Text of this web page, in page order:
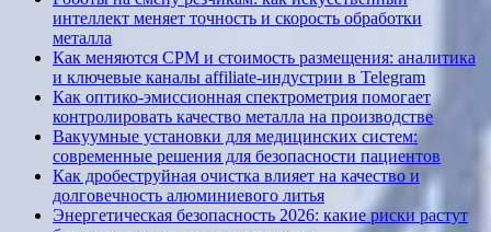
интеллект меняет точность и скорость обработки
металла
Как меняются CPM и стоимость размещения: аналитика
и ключевые каналы affiliate-индустрии в Telegram
Как оптико-эмиссионная спектрометрия помогает
контролировать качество металла на производстве
Вакуумные установки для медицинских систем:
современные решения для безопасности пациентов
Как дробеструйная очистка влияет на качество и
долговечность алюминиевого литья
Энергетическая безопасность 2026: какие риски растут